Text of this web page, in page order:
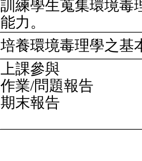
訓練學生蒐集環境毒
能力。
培養環境毒理學之基
上課參與
作業/問題報告
期末報告